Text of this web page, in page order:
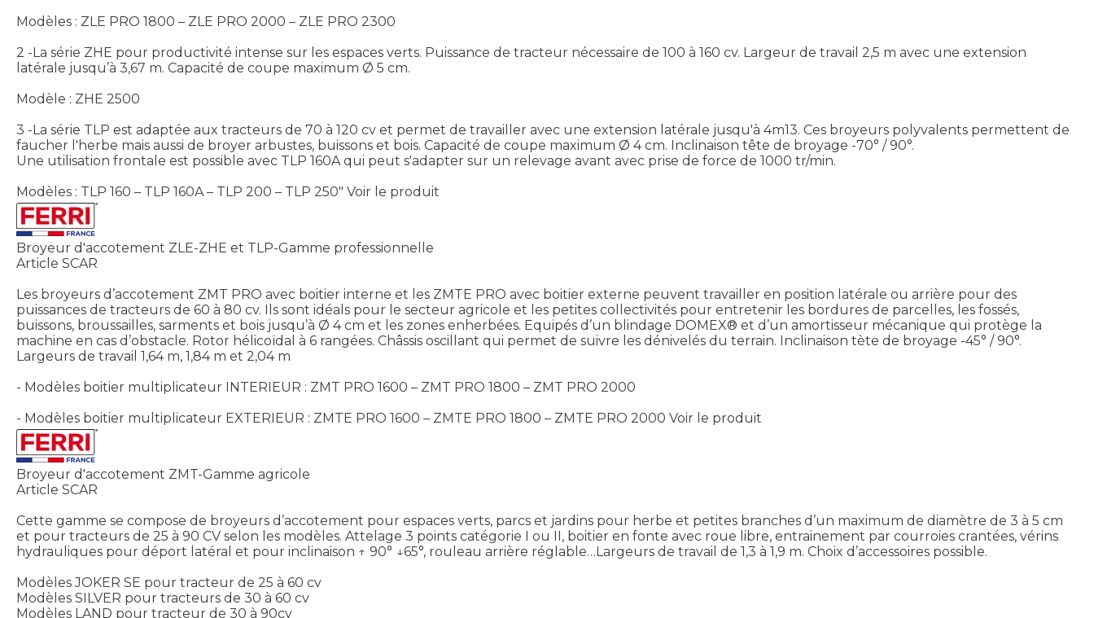
Modèles : ZLE PRO 1800 – ZLE PRO 2000 – ZLE PRO 2300
2 -La série ZHE pour productivité intense sur les espaces verts. Puissance de tracteur nécessaire de 100 à 160 cv. Largeur de travail 2,5 m avec une extension
latérale jusqu’à 3,67 m. Capacité de coupe maximum Ø 5 cm.
Modèle : ZHE 2500
3 -La série TLP est adaptée aux tracteurs de 70 à 120 cv et permet de travailler avec une extension latérale jusqu'à 4m13. Ces broyeurs polyvalents permettent de
faucher l'herbe mais aussi de broyer arbustes, buissons et bois. Capacité de coupe maximum Ø 4 cm. Inclinaison tête de broyage -70° / 90°.
Une utilisation frontale est possible avec TLP 160A qui peut s'adapter sur un relevage avant avec prise de force de 1000 tr/min.
Modèles : TLP 160 – TLP 160A – TLP 200 – TLP 250" Voir le produit
Broyeur d'accotement ZLE-ZHE et TLP-Gamme professionnelle
Article SCAR
Les broyeurs d’accotement ZMT PRO avec boitier interne et les ZMTE PRO avec boitier externe peuvent travailler en position latérale ou arrière pour des
puissances de tracteurs de 60 à 80 cv. Ils sont idéals pour le secteur agricole et les petites collectivités pour entretenir les bordures de parcelles, les fossés,
buissons, broussailles, sarments et bois jusqu’à Ø 4 cm et les zones enherbées. Equipés d’un blindage DOMEX® et d’un amortisseur mécanique qui protège la
machine en cas d’obstacle. Rotor hélicoïdal à 6 rangées. Châssis oscillant qui permet de suivre les dénivelés du terrain. Inclinaison tète de broyage -45° / 90°.
Largeurs de travail 1,64 m, 1,84 m et 2,04 m
- Modèles boitier multiplicateur INTERIEUR : ZMT PRO 1600 – ZMT PRO 1800 – ZMT PRO 2000
- Modèles boitier multiplicateur EXTERIEUR : ZMTE PRO 1600 – ZMTE PRO 1800 – ZMTE PRO 2000 Voir le produit
Broyeur d'accotement ZMT-Gamme agricole
Article SCAR
Cette gamme se compose de broyeurs d’accotement pour espaces verts, parcs et jardins pour herbe et petites branches d’un maximum de diamètre de 3 à 5 cm
et pour tracteurs de 25 à 90 CV selon les modèles. Attelage 3 points catégorie I ou II, boitier en fonte avec roue libre, entrainement par courroies crantées, vérins
hydrauliques pour déport latéral et pour inclinaison ↑ 90° ↓65°, rouleau arrière réglable…Largeurs de travail de 1,3 à 1,9 m. Choix d’accessoires possible.
Modèles JOKER SE pour tracteur de 25 à 60 cv
Modèles SILVER pour tracteurs de 30 à 60 cv
Modèles LAND pour tracteur de 30 à 90cv